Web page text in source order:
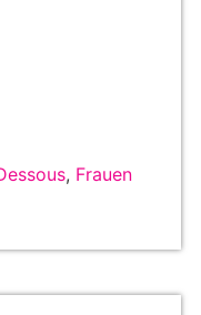
, Frauen